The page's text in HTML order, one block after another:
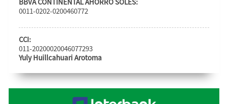
BBVA CONTINENTAL AHORRO SOLES:
0011-0202-0200460772
CCI:
011-20200020046077293
Yuly Huillcahuari Arotoma